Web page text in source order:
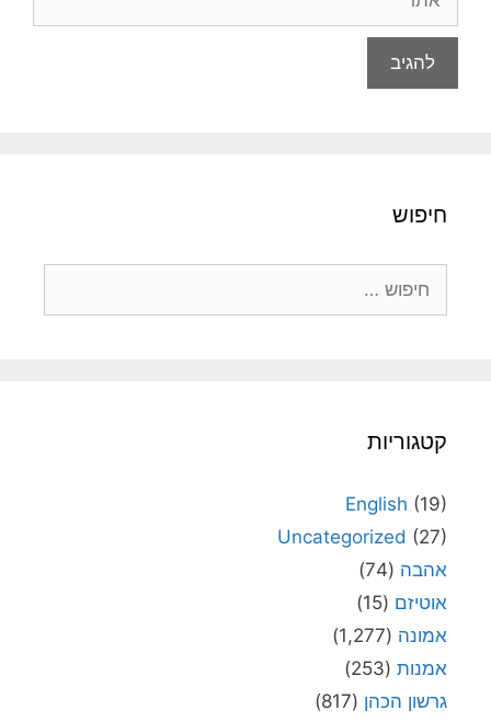
חיפוש
קטגוריות
English (19)
Uncategorized (27)
אהבה (74)
אוטיזם (15)
אמונה (1,277)
אמנות (253)
גרשון הכהן (817)